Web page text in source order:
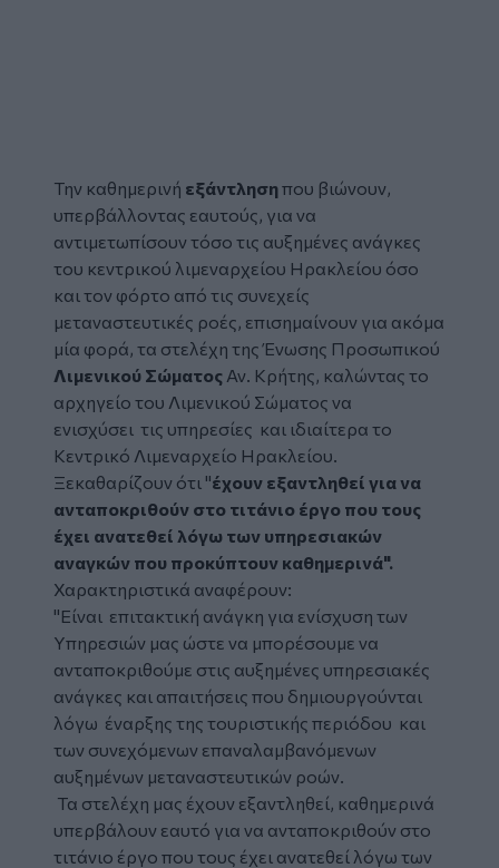
Την καθημερινή εξάντλησηπου βιώνουν,
υπερβάλλοντας εαυτούς, για να
αντιμετωπίσουν τόσο τις αυξημένες ανάγκες
του κεντρικού λιμεναρχείου Ηρακλείου όσο
και τον φόρτο από τις συνεχείς
μεταναστευτικές ροές, επισημαίνουν για ακόμα
μία φορά, τα στελέχη της Ένωσης Προσωπικού
Λιμενικού Σώματος Αν. Κρήτης, καλώντας το
αρχηγείο του Λιμενικού Σώματος να
ενισχύσει τις υπηρεσίες και ιδιαίτερα το
Κεντρικό Λιμεναρχείο Ηρακλείου.
Ξεκαθαρίζουν ότι "έχουν εξαντληθεί για να
ανταποκριθούν στο τιτάνιο έργο που τους
έχει ανατεθεί λόγω των υπηρεσιακών
αναγκών που προκύπτουν καθημερινά".
Χαρακτηριστικά αναφέρουν:
"Είναι επιτακτική ανάγκη για ενίσχυση των
Υπηρεσιών μας ώστε να μπορέσουμε να
ανταποκριθούμε στις αυξημένες υπηρεσιακές
ανάγκες και απαιτήσεις που δημιουργούνται
λόγω έναρξης της τουριστικής περιόδου και
των συνεχόμενων επαναλαμβανόμενων
αυξημένων μεταναστευτικών ροών.
Τα στελέχη μας έχουν εξαντληθεί, καθημερινά
υπερβάλουν εαυτό για να ανταποκριθούν στο
τιτάνιο έργο που τους έχει ανατεθεί λόγω των